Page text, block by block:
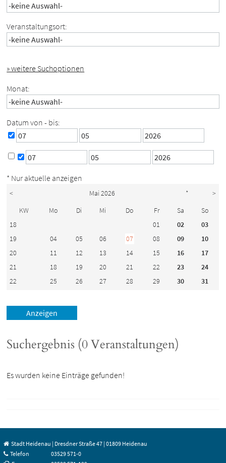
Veranstaltungsort:
» weitere Suchoptionen
Monat:
Datum von - bis:
* Nur aktuelle anzeigen
< Mai 2026 *
>
KW
Mo Di Mi Do Fr Sa
So
18
01 02
03
19
04 05 06 07 08 09
10
20
11 12 13 14 15 16
17
21
18 19 20 21 22 23
24
22
25 26 27 28 29 30 31
Suchergebnis (0 Veranstaltungen)
Es wurden keine Einträge gefunden!
Stadt Heidenau | Dresdner Straße 47 | 01809 Heidenau
Telefon
03529 571-0